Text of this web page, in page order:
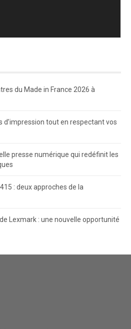
du Made in France 2026 à
tout en respectant vos
presse numérique qui redéfinit les
: deux approches de la
Lexmark : une nouvelle opportunité